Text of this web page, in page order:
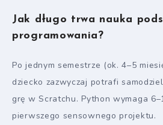
Jak długo trwa nauka
programowania?
Po jednym semestrze (ok. 4–5
dziecko zazwyczaj potrafi
grę w Scratchu. Python wymaga
pierwszego sensownego projektu.